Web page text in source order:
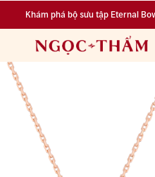
Khám phá bộ sưu tập Eternal
Đa dạng lựa chọn tích luỹ từ 0.1 chỉ